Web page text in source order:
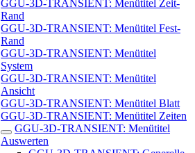
GGU-3D-TRANSIENT: Menütitel Zeit-
Rand
GGU-3D-TRANSIENT: Menütitel Fest-
Rand
GGU-3D-TRANSIENT: Menütitel
System
GGU-3D-TRANSIENT: Menütitel
Ansicht
GGU-3D-TRANSIENT: Menütitel Blatt
GGU-3D-TRANSIENT: Menütitel Zeiten
GGU-3D-TRANSIENT: Menütitel
Auswerten